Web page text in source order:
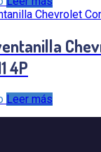
4P
Leer más